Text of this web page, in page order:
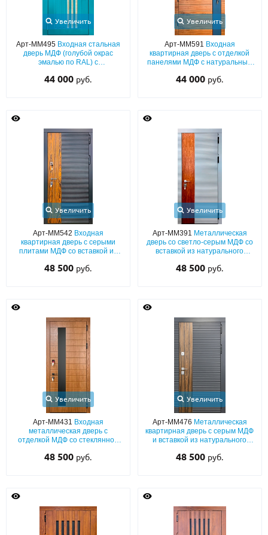
Увеличить
Арт-ММ495 Входная стальная
дверь МДФ (голубой окрас
эмалью по RAL) с
вставками из стекла
44 000 руб.
Увеличить
Арт-ММ591 Входная
квартирная дверь с отделкой
панелями МДФ с натуральным
окрашенной вставкой
44 000 руб.
Увеличить
Арт-ММ542 Входная
квартирная дверь с серыми
плитами МДФ со вставкой из
48 500 руб.
Увеличить
Арт-ММ391 Металлическая
дверь со светло-серым МДФ со
вставкой из натурального
48 500 руб.
Увеличить
Арт-ММ431 Входная
металлическая дверь с
отделкой МДФ со стеклянной
шумоизоляцией
48 500 руб.
Увеличить
Арт-ММ476 Металлическая
квартирная дверь с серым МДФ
и вставкой из натурального
48 500 руб.